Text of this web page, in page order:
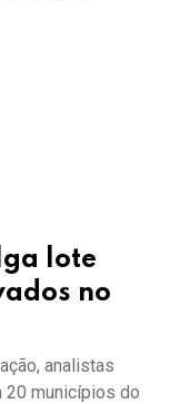
lote
no
analistas
municípios do